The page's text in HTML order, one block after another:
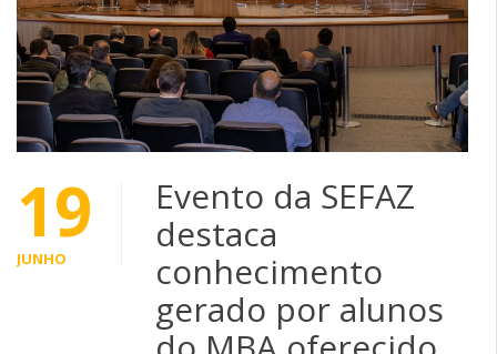
19
JUNHO
Evento da SEFAZ
destaca
conhecimento
gerado por alunos